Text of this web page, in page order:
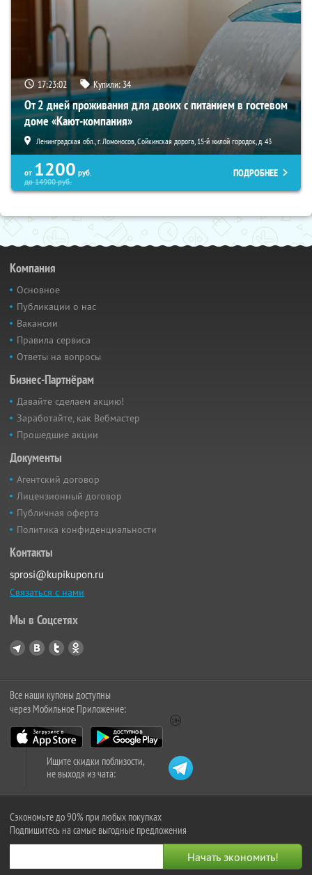
17:23:02 Купили:34
От 2 дней проживания для двоих с питанием в гостевом
доме «Кают-компания»
Ленинградская обл., г. Ломоносов, Сойкинская дорога, 15-й жилой городок, д. 43
от 1200 руб.
до14900руб.
ПОДРОБНЕЕ
Компания
Основное
Публикации о нас
Вакансии
Правила сервиса
Ответы на вопросы
Бизнес-Партнёрам
Давайте сделаем акцию!
Заработайте, как Вебмастер
Прошедшие акции
Документы
Агентский договор
Лицензионный договор
Публичная оферта
Политика конфиденциальности
Контакты
sprosi@kupikupon.ru
Связаться с нами
Мы в Соцсетях
Все наши купоны доступны
через Мобильное Приложение:
Ищите скидки поблизости,
не выходя из чата:
Сэкономьте до 90% при любых покупках
Подпишитесь на самые выгодные предложения